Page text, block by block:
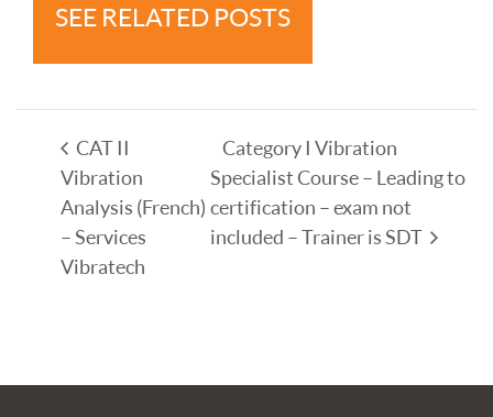
SEE RELATED POSTS
CAT II
Vibration
Analysis (French)
– Services
Vibratech
Category I Vibration
Specialist Course – Leading to
certification – exam not
included – Trainer is SDT